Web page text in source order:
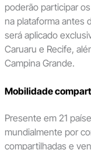
poderão participar
na plataforma antes
será aplicado
Caruaru e Recife,
Campina Grande.
Mobilidade
Presente em 21
mundialmente por
compartilhadas e